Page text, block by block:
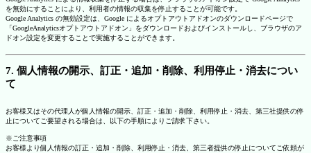
を無効にすることにより、利用者の情報の収集を停止することが可能です。
Google Analytics の無効設定は、Google によるオプトアウトアドオンのダウンロードページで
「GoogleAnalyticsオプトアウトアドオン」をダウンロードおよびインストールし、ブラウザのア
ドオン設定を変更することで実施することができます。
7. 個人情報の開示、訂正・追加・削除、利用停止・消去につい
て
お客様又はその代理人が個人情報の開示、訂正・追加・削除、利用停止・消去、第三社提供の停
止についてご要望される場合は、以下の手順によりご請求下さい。
※ご注意事項
お客様より個人情報の訂正・追加・削除、利用停止・消去、第三者提供の停止についてご依頼が